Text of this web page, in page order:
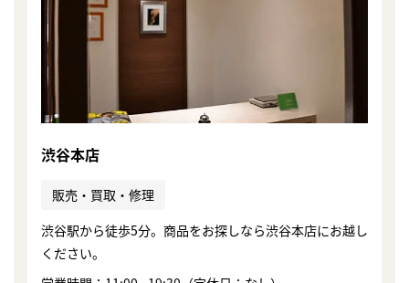
渋谷本店
販売・買取・修理
渋谷駅から徒歩5分。商品をお探しなら渋谷本店にお越し
ください。
まずは